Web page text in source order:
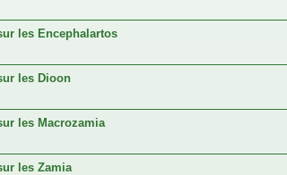
les Encephalartos
les Dioon
les Macrozamia
les Zamia